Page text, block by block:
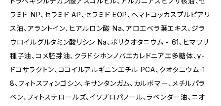
ラミド NP、セラミド AP、セラミド EOP、ヘマトコッカスプルピアリ
ス油、アラントイン、ヒアルロン酸 Na、アロエベラ葉エキス、ジラ
ウロイルグルタミン酸リシン Na、ポリクオタニウム - 61、ヒマワリ
種子油、コメ胚芽油、クラドシホンノバエカレドニアエ多糖体、γ-
ドコサラクトン、ココイルアルギニンエチル PCA、クオタニウム-1
8、フィトスフィンゴシン、キサンタンガム、カルボマー、メチルパラ
ベン、フィトステロールズ、イソプロパノール、ラベンダー油、ニオ